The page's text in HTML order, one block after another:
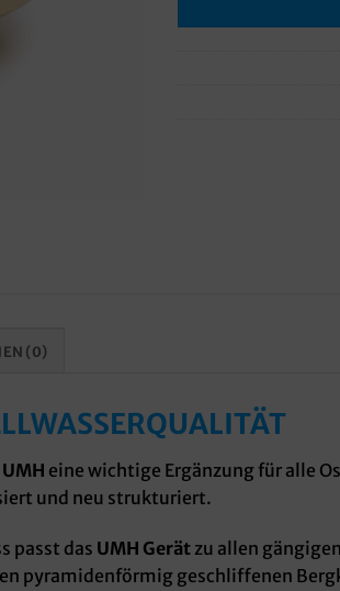
(0)
UMH eine wichtige Ergänzung für alle
und neu strukturiert.
passt das UMH Gerätzu allen
pyramidenförmig geschliffenen